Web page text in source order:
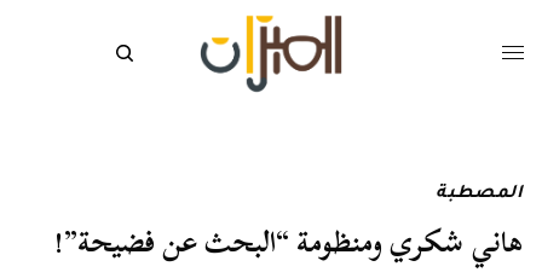
المصطبة
هاني شكري ومنظومة “البحث عن فضيحة”!